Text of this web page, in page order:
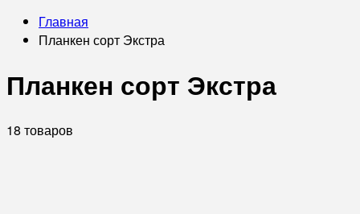
Главная
Планкен сорт Экстра
Планкен сорт Экстра
18 товаров